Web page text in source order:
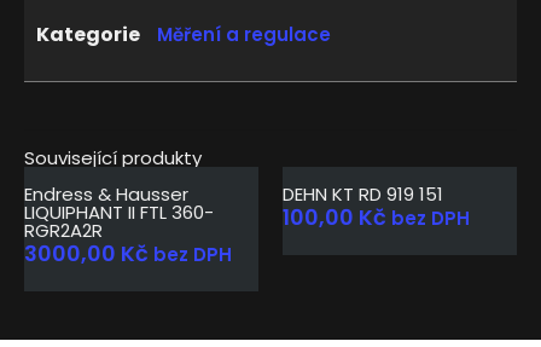
Související produkty
Endress & Hausser
LIQUIPHANT II FTL 360-
RGR2A2R
3000,00 Kč bez DPH
DEHN KT RD 919 151
100,00 Kč bez DPH
Kategorie Měření a regulace